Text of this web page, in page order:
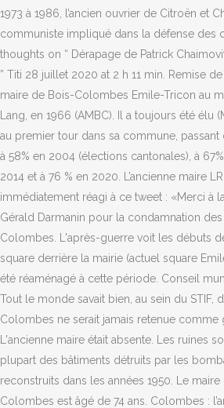
1973 à 1986, l’ancien ouvrier de Citroën et
communiste impliqué dans la défense des
thoughts on “ Dérapage de Patrick
” Titi 28 juillet 2020 at 2 h 11 min. Remise
maire de Bois-Colombes Emile-Tricon au
Lang, en 1966 (AMBC). Il a toujours été élu
au premier tour dans sa commune, passant
à 58% en 2004 (élections cantonales), à
2014 et à 76 % en 2020. L’ancienne maire
immédiatement réagi à ce tweet : «Merci à
Gérald Darmanin pour la condamnation
Colombes. L'après-guerre voit les débuts
square derrière la mairie (actuel square
été réaménagé à cette période. Conseil
Tout le monde savait bien, au sein du STIF,
Colombes ne serait jamais retenue comme
L'ancienne maire était absente. Les ruines
plupart des bâtiments détruits par les
reconstruits dans les années 1950. Le
Colombes est âgé de 74 ans. Colombes :